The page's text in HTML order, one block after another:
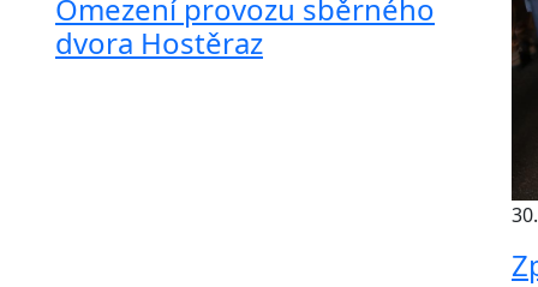
Omezení provozu sběrného
dvora Hostěraz